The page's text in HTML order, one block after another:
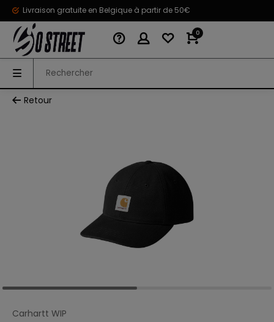
Livraison gratuite en Belgique à partir de 50€
0
Retour
Carhartt WIP